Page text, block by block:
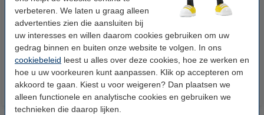
verbeteren. We laten u graag alleen
advertenties zien die aansluiten bij
uw interesses en willen daarom cookies gebruiken om uw
gedrag binnen en buiten onze website te volgen. In ons
cookiebeleid leest u alles over deze cookies, hoe ze werken en
hoe u uw voorkeuren kunt aanpassen. Klik op accepteren om
akkoord te gaan. Kiest u voor weigeren? Dan plaatsen we
alleen functionele en analytische cookies en gebruiken we
technieken die daarop lijken.
Lexmark Nr.100XL (14N1068E)
inktcartridge zwart hoge
capaciteit (123inkt huismerk)
€ 12,50 Incl. 21% btw
Lexmark Nr.100XL (14N1068E)
capaciteit
€ 5,50 Incl. 21% btw